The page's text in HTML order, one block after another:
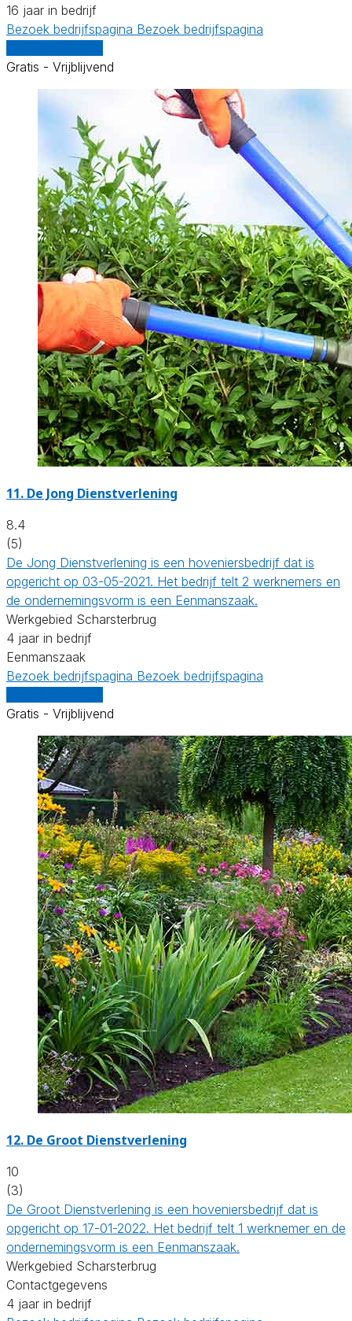
16 jaar in bedrijf
Bezoek bedrijfspagina Bezoek bedrijfspagina
Gratis - Vrijblijvend
11. De Jong Dienstverlening
8.4
(5)
De Jong Dienstverlening is een hoveniersbedrijf dat is
opgericht op 03-05-2021. Het bedrijf telt 2 werknemers en
de ondernemingsvorm is een Eenmanszaak.
Werkgebied Scharsterbrug
4 jaar in bedrijf
Eenmanszaak
Bezoek bedrijfspagina Bezoek bedrijfspagina
Gratis - Vrijblijvend
12. De Groot Dienstverlening
10
(3)
De Groot Dienstverlening is een hoveniersbedrijf dat is
opgericht op 17-01-2022. Het bedrijf telt 1 werknemer en de
ondernemingsvorm is een Eenmanszaak.
Werkgebied Scharsterbrug
Contactgegevens
4 jaar in bedrijf